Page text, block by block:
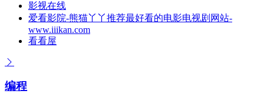
影视在线
爱看影院-熊猫丫丫推荐最好看的电影电视剧网站-
www.iiikan.com
看看屋
编程